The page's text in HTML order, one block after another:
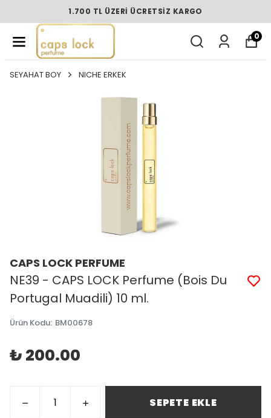
1.700 TL ÜZERI ÜCRETSIZ KARGO
0
SEYAHAT BOY NICHE ERKEK
CAPS LOCK PERFUME
NE39 - CAPS LOCK Perfume (Bois Du
Portugal Muadili) 10 ml.
Ürün Kodu: BM00678
₺ 200.00
SEPETE EKLE